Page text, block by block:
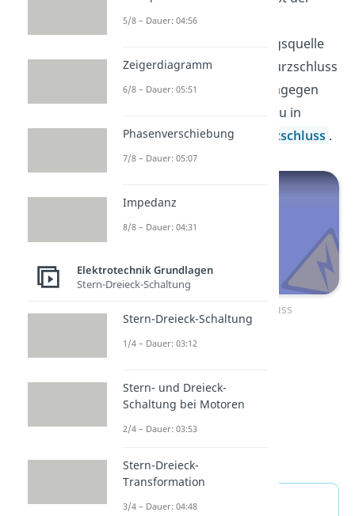
Strom, der bei einem
der Spannungsquelle
fließt. Was es mit einem Kurzschluss
auf sich hat und was du dagegen
machen kannst, erfährst du in
unserem Beitrag zum
Kurzschluss .
Zum Video: Kurzschluss
Leerlaufspannung und
5/8 – Dauer: 04:56
Zeigerdiagramm
6/8 – Dauer: 05:51
Phasenverschiebung
7/8 – Dauer: 05:07
Impedanz
8/8 – Dauer: 04:31
Elektrotechnik Grundlagen
Stern-Dreieck-Schaltung
Stern-Dreieck-Schaltung
1/4 – Dauer: 03:12
Stern- und Dreieck-
Schaltung bei Motoren
2/4 – Dauer: 03:53
Stern-Dreieck-
Transformation
3/4 – Dauer: 04:48